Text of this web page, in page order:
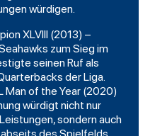
würdigen.
XLVIII (2013) –
zum Sieg im
seinen Ruf als
der Liga.
Man of the Year (2020)
würdigt nicht nur
sondern auch